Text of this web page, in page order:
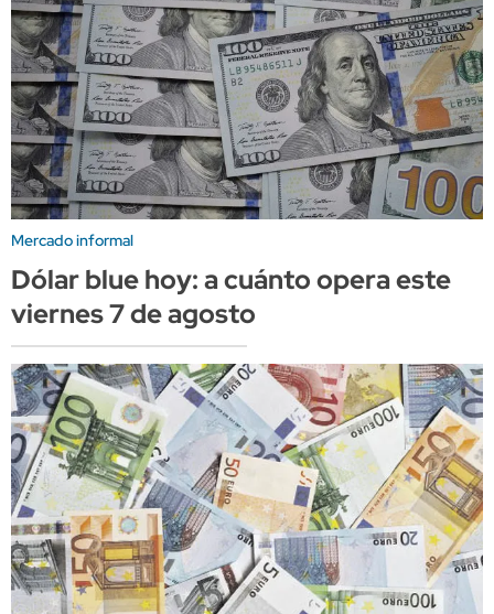
Mercado informal
Dólar blue hoy: a cuánto opera este
viernes 7 de agosto